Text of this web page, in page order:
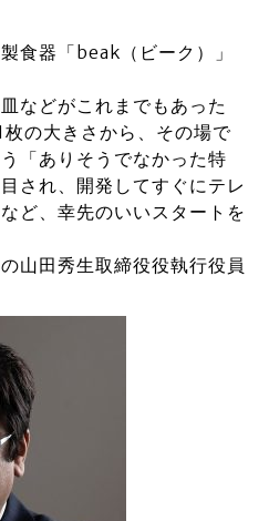
食器「beak（ビーク）」
などがこれまでもあった
の大きさから、その場で
「ありそうでなかった特
され、開発してすぐにテレ
ど、幸先のいいスタートを
山田秀生取締役役執行役員